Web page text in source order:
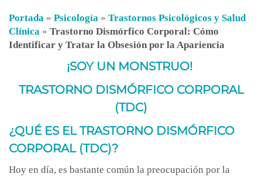
Portada » Psicología » Trastornos Psicológicos y Salud
Clínica » Trastorno Dismórfico Corporal: Cómo
Identificar y Tratar la Obsesión por la Apariencia
¡SOY UN MONSTRUO!
TRASTORNO DISMÓRFICO CORPORAL
(TDC)
¿QUÉ ES EL TRASTORNO DISMÓRFICO
CORPORAL (TDC)?
Hoy en día, es bastante común la preocupación por la